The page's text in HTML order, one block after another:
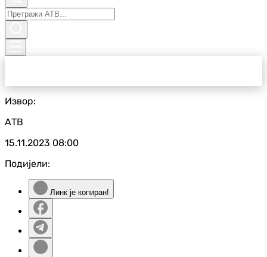
Извор:
АТВ
15.11.2023 08:00
Подијели:
Линк је копиран!